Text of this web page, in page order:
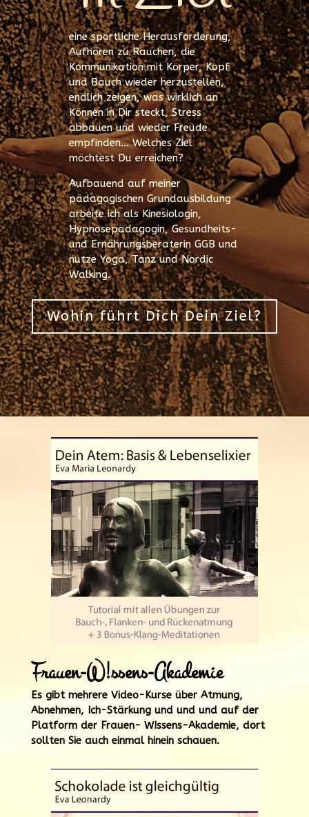
eine sportliche Herausforderung,
Aufhören zu Rauchen, die
Kommunikation mit Körper, Kopf
und Bauch wieder herzustellen,
endlich zeigen, was wirklich an
Können in Dir steckt, Stress
abbauen und wieder Freude
empfinden… Welches Ziel
möchtest Du erreichen?
Aufbauend auf meiner
pädagogischen Grundausbildung
arbeite ich als Kinesiologin,
Hypnosepädagogin, Gesundheits-
und Ernährungsberaterin GGB und
nutze Yoga, Tanz und Nordic
Walking.
Wohin führt Dich Dein Ziel?
Frauen-W!ssens-Akademie
Es gibt mehrere Video-Kurse über Atmung,
Abnehmen, Ich-Stärkung und und und auf der
Platform der Frauen- W!ssens-Akademie, dort
sollten Sie auch einmal hinein schauen.